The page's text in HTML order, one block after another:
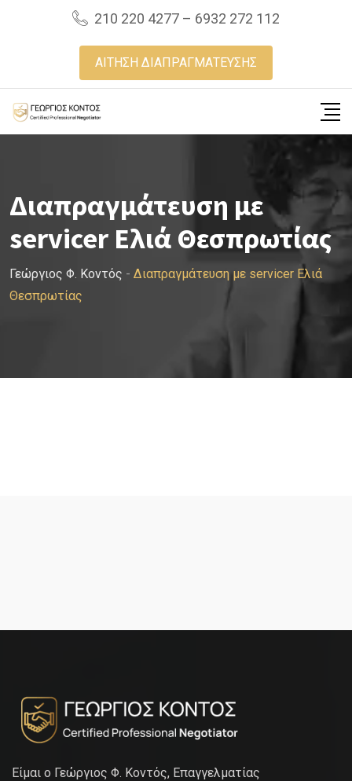
210 220 4277 – 6932 272 112
ΑΙΤΗΣΗ ΔΙΑΠΡΑΓΜΑΤΕΥΣΗΣ
Διαπραγμάτευση με
servicer Ελιά Θεσπρωτίας
Γεώργιος Φ. Κοντός - Διαπραγμάτευση με servicer Ελιά
Θεσπρωτίας
Είμαι ο Γεώργιος Φ. Κοντός, Επαγγελματίας